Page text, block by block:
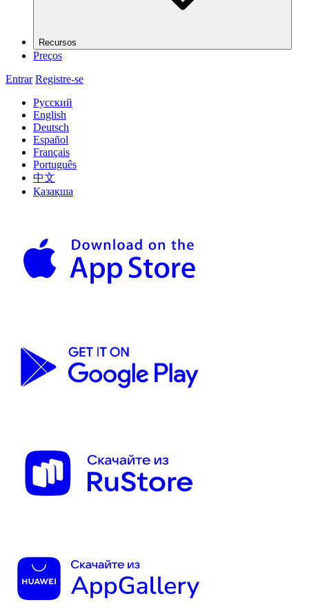
Recursos
Preços
Entrar Registre-se
Русский
English
Deutsch
Español
Français
Português
中文
Қазақша